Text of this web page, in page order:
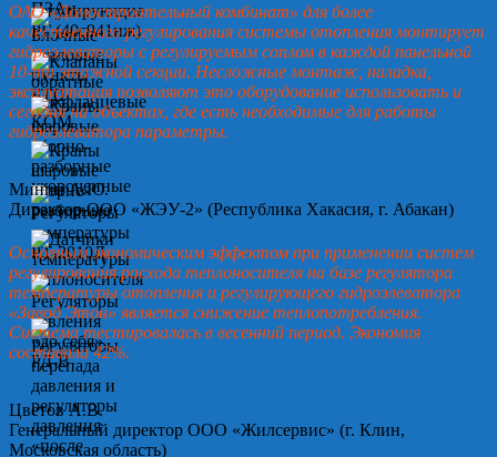
ОАО «Домостроительный комбинат» для более
качественного регулирования системы отопления монтирует
гидроэлеваторы с регулируемым соплом в каждой панельной
10-ти этажной секции. Несложные монтаж, наладка,
эксплуатация позволяют это оборудование использовать и
сегодня на объектах, где есть необходимые для работы
гидроэлеватора параметры.
Минин А.Ю.
Директор ООО «ЖЭУ-2» (Республика Хакасия, г. Абакан)
Основным экономическим эффектом при применении систем
регулирования расхода теплоносителя на базе регулятора
температуры отопления и регулирующего гидроэлеватора
«Завод Этон» является снижение теплопотребления.
Система тестировалась в весенний период. Экономия
составила 42%.
Цветов А.В.
Генеральный директор ООО «Жилсервис» (г. Клин,
Московская область)